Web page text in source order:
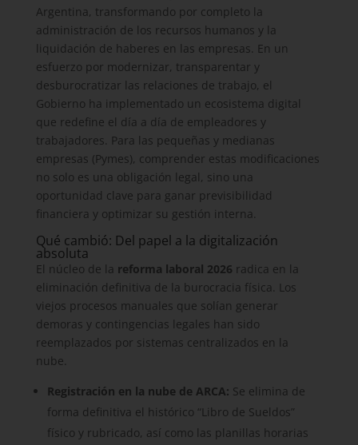
Argentina, transformando por completo la
administración de los recursos humanos y la
liquidación de haberes en las empresas. En un
esfuerzo por modernizar, transparentar y
desburocratizar las relaciones de trabajo, el
Gobierno ha implementado un ecosistema digital
que redefine el día a día de empleadores y
trabajadores. Para las pequeñas y medianas
empresas (Pymes), comprender estas modificaciones
no solo es una obligación legal, sino una
oportunidad clave para ganar previsibilidad
financiera y optimizar su gestión interna.
Qué cambió: Del papel a la digitalización
absoluta
El núcleo de la reforma laboral 2026 radica en la
eliminación definitiva de la burocracia física. Los
viejos procesos manuales que solían generar
demoras y contingencias legales han sido
reemplazados por sistemas centralizados en la
nube.
Registración en la nube de ARCA: Se elimina de
forma definitiva el histórico “Libro de Sueldos”
físico y rubricado, así como las planillas horarias